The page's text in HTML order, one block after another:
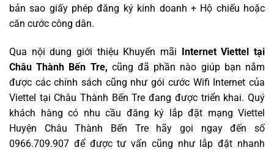
bản sao giấy phép đăng ký kinh doanh + Hộ chiếu hoặc
căn cước công dân.
Qua nội dung giới thiệu Khuyến mãi Internet Viettel tại
Châu Thành Bến Tre, cũng đã phần nào giúp bạn nắm
được các chính sách cũng như gói cước Wifi Internet của
Viettel tại Châu Thành Bến Tre đang được triển khai. Quý
khách hàng có nhu cầu đăng ký lắp đặt mạng Viettel
Huyện Châu Thành Bến Tre hãy gọi ngay đến số
0966.709.907 để được tư vấn cũng như lắp đặt nhanh